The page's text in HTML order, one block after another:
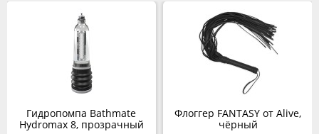
Гидропомпа Bathmate
Hydromax 8, прозрачный
Флоггер FANTASY от Alive,
чёрный